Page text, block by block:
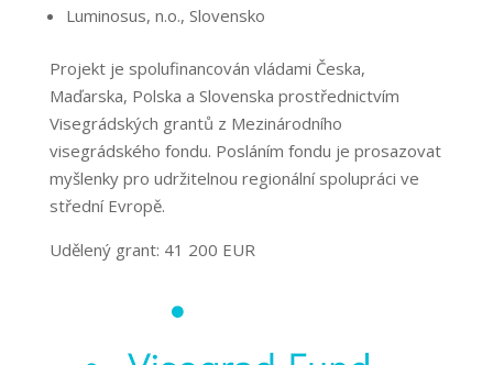
Luminosus, n.o., Slovensko
Projekt je spolufinancován vládami Česka,
Maďarska, Polska a Slovenska prostřednictvím
Visegrádských grantů z Mezinárodního
visegrádského fondu. Posláním fondu je prosazovat
myšlenky pro udržitelnou regionální spolupráci ve
střední Evropě.
Udělený grant: 41 200 EUR